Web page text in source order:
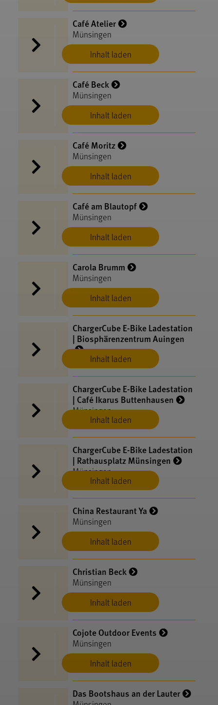
Inhalt laden
Café Atelier
Münsingen
Inhalt laden
Café Beck
Münsingen
Inhalt laden
Café Moritz
Münsingen
Inhalt laden
Café am Blautopf
Münsingen
Inhalt laden
Carola Brumm
Münsingen
Inhalt laden
ChargerCube E-​Bike Ladestation
| Biosphärenzentrum Auingen
Münsingen
Inhalt laden
ChargerCube E-​Bike Ladestation
| Café Ikarus Buttenhausen
Münsingen
Inhalt laden
ChargerCube E-​Bike Ladestation
| Rathausplatz Münsingen
Münsingen
Inhalt laden
China Restaurant Ya
Münsingen
Inhalt laden
Christian Beck
Münsingen
Inhalt laden
Cojote Outdoor Events
Münsingen
Das Bootshaus an der Lauter